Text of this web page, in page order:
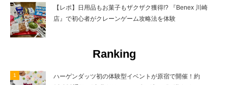
【レポ】日用品もお菓子もザクザク獲得!? 『Benex 川崎
店』で初心者がクレーンゲーム攻略法を体験
Ranking
ハーゲンダッツ初の体験型イベントが原宿で開催！約